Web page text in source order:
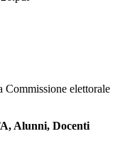
elettorale
Alunni, Docenti